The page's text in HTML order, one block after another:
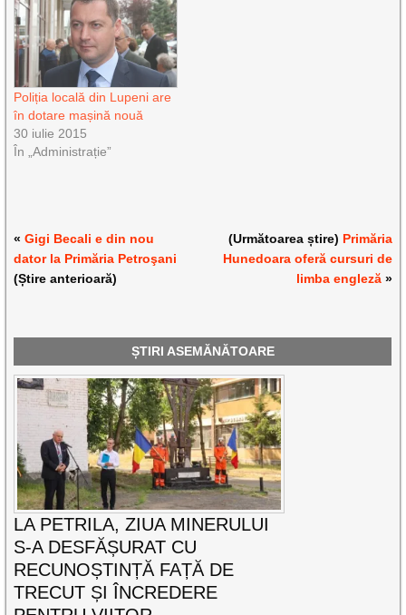
Poliția locală din Lupeni are
în dotare mașină nouă
30 iulie 2015
În „Administrație”
«Gigi Becali e din nou
dator la Primăria Petroşani
(Știre anterioară)
(Următoarea știre) Primăria
Hunedoara oferă cursuri de
limba engleză»
ȘTIRI ASEMĂNĂTOARE
LA PETRILA, ZIUA MINERULUI
S-A DESFĂȘURAT CU
RECUNOȘTINȚĂ FAȚĂ DE
TRECUT ȘI ÎNCREDERE